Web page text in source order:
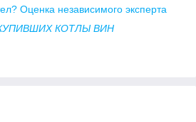
Оценка независимого эксперта
КОТЛЫ ВИН